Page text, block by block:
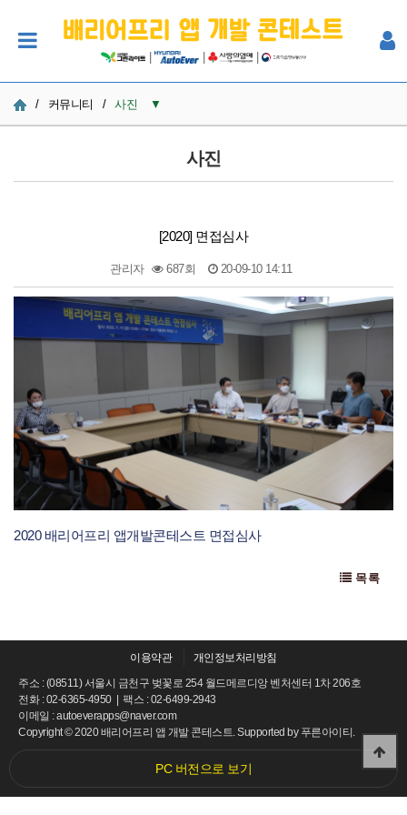
| | |
/ 커뮤니티 / 사진 ▼
사진
사진
[2020] 면접심사
관리자 687회 20-09-10 14:11
2020 배리어프리 앱개발콘테스트 면접심사
목록
이용약관
개인정보처리방침
주소 : (08511) 서울시 금천구 벚꽃로 254 월드메르디앙 벤처센터 1차 206호
전화 : 02-6365-4950 | 팩스 : 02-6499-2943
이메일 : autoeverapps@naver.com
Copyright © 2020 배리어프리 앱 개발 콘테스트. Supported by 푸른아이티.
PC 버전으로 보기